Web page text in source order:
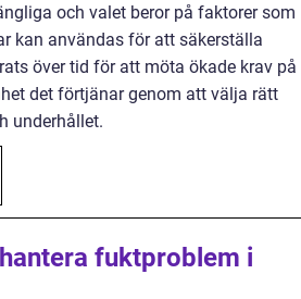
och valet beror på faktorer som
kan användas för att säkerställa
över tid för att möta ökade krav på
det förtjänar genom att välja rätt
underhållet.
fuktproblem i